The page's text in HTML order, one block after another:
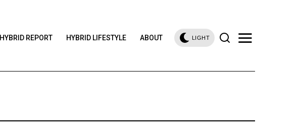
HYBRID REPORT HYBRID LIFESTYLE ABOUT LIGHT